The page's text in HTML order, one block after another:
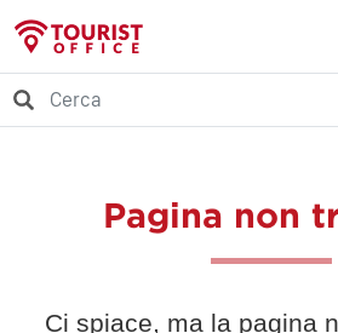
Pagina non
Ci spiace, ma la pagina